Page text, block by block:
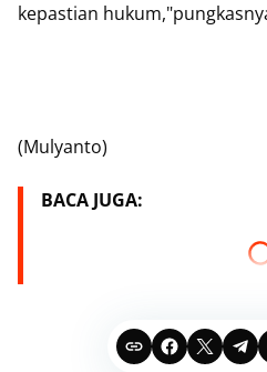
kepastian
(Mulyanto)
BACA JUGA: